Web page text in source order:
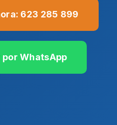
623 285 899
por WhatsApp